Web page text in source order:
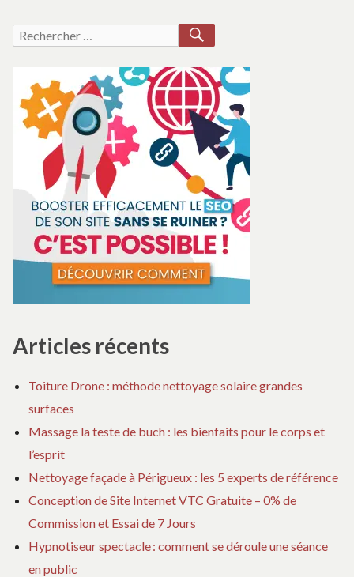
Recherche
RECHERCHER
Articles récents
Toiture Drone : méthode nettoyage solaire grandes
surfaces
Massage la teste de buch : les bienfaits pour le corps et
l’esprit
Nettoyage façade à Périgueux : les 5 experts de référence
Conception de Site Internet VTC Gratuite – 0% de
Commission et Essai de 7 Jours
Hypnotiseur spectacle : comment se déroule une séance
en public